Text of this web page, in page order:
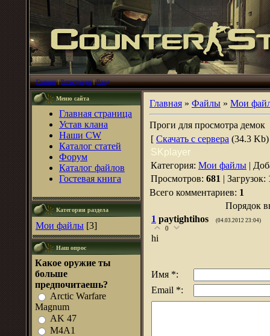
Главная|Регистрация|Вход
Меню сайта
Главная страница
Устав клана
Наши CW
Каталог статей
Форум
Каталог файлов
Гостевая книга
Категории раздела
Мои файлы [3]
Наш опрос
Какое оружие ты
больше
предпочитаешь?
Arctic Warfare
Magnum
AK 47
M4A1
Главная » Файлы » Мои
Проги для просмотра демок
[ Скачать с сервера (34.3
SKplayer
Категория: Мои файлы |
Просмотров: 681 | Загрузок:
Всего комментариев: 1
Порядок
1 paytightihos (04.03.2012 23:04)
0
hi
Имя *:
Email *: